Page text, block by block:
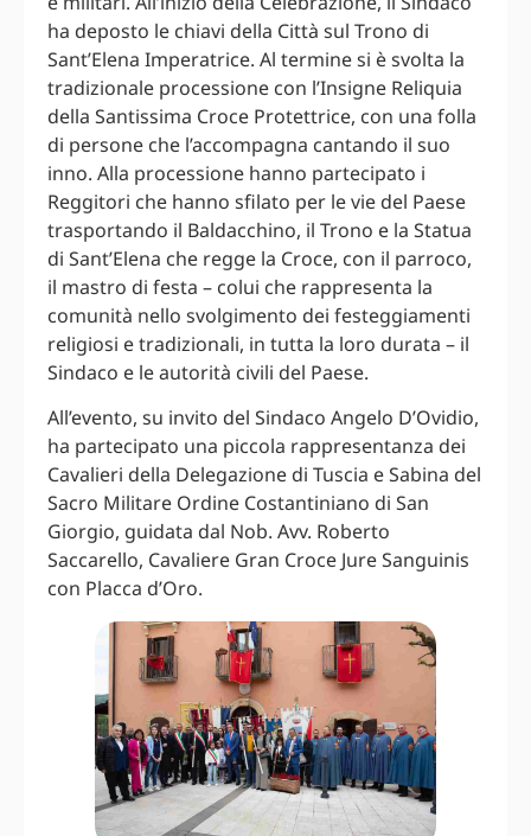
ha deposto le chiavi della Città sul Trono di
Sant’Elena Imperatrice. Al termine si è svolta la
tradizionale processione con l’Insigne Reliquia
della Santissima Croce Protettrice, con una folla
di persone che l’accompagna cantando il suo
inno. Alla processione hanno partecipato i
Reggitori che hanno sfilato per le vie del Paese
trasportando il Baldacchino, il Trono e la Statua
di Sant’Elena che regge la Croce, con il parroco,
il mastro di festa – colui che rappresenta la
comunità nello svolgimento dei festeggiamenti
religiosi e tradizionali, in tutta la loro durata – il
Sindaco e le autorità civili del Paese.
All’evento, su invito del Sindaco Angelo D’Ovidio,
ha partecipato una piccola rappresentanza dei
Cavalieri della Delegazione di Tuscia e Sabina del
Sacro Militare Ordine Costantiniano di San
Giorgio, guidata dal Nob. Avv. Roberto
Saccarello, Cavaliere Gran Croce Jure Sanguinis
con Placca d’Oro.